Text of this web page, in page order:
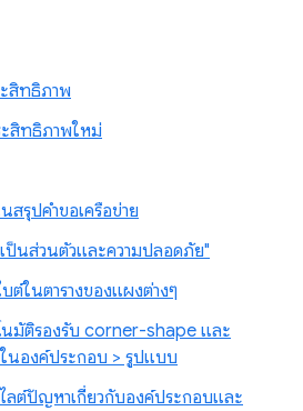
สิทธิภาพ
สิทธิภาพใหม่
นสรุปคำขอเครือข่าย
ป็นส่วนตัวและความปลอดภัย"
ต์ในตารางของแผงต่างๆ
นมัติรองรับ corner-shape และ
องค์ประกอบ > รูปแบบ
ลต์ปัญหาเกี่ยวกับองค์ประกอบและ